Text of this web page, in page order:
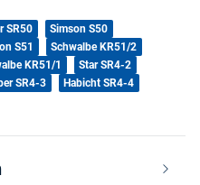
SR50
Simson S50
S51
Schwalbe KR51/2
KR51/1
Star SR4-2
SR4-3
Habicht SR4-4